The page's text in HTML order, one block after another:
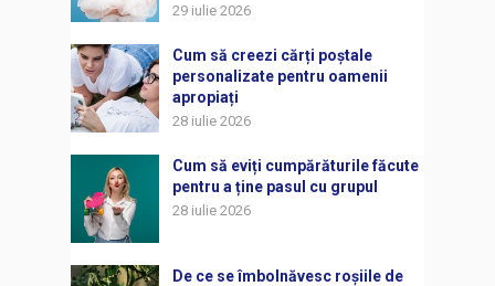
29 iulie 2026
Cum să creezi cărți poștale
personalizate pentru oamenii
apropiați
28 iulie 2026
Cum să eviți cumpărăturile făcute
pentru a ține pasul cu grupul
28 iulie 2026
De ce se îmbolnăvesc roșiile de